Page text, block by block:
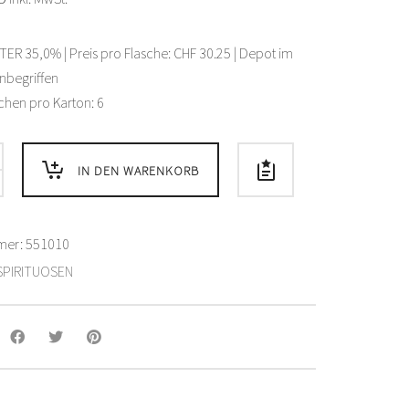
35,0% | Preis pro Flasche: CHF 30.25 | Depot im
pro Karton: 6
IN DEN WARENKORB
551010